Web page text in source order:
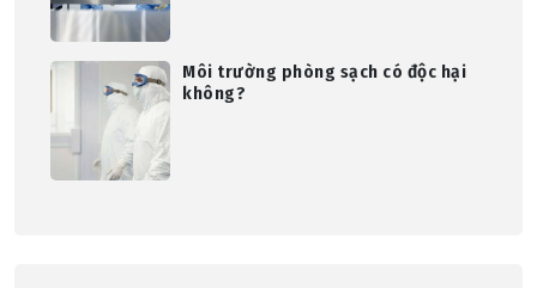
Môi trường phòng sạch có độc hại
không?